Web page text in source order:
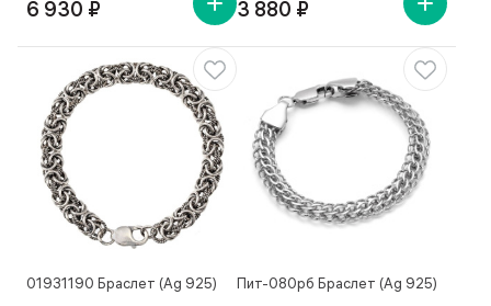
6 930 ₽ 3 880 ₽
01931190 Браслет (Ag 925) Пит-080рб Браслет (Ag 925)